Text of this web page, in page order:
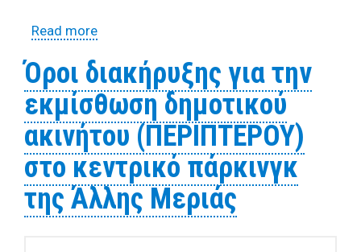
Read moreabout Όροι διακήρυξης για την
στην Τοπική Κοινότητα Αγ.Λαυρεντίου ΔΕ
Αρτέμιδας
Όροι διακήρυξης για την
εκμίσθωση δημοτικού
ακινήτου (ΠΕΡΙΠΤΕΡΟΥ)
στο κεντρικό πάρκινγκ
της Άλλης Μεριάς